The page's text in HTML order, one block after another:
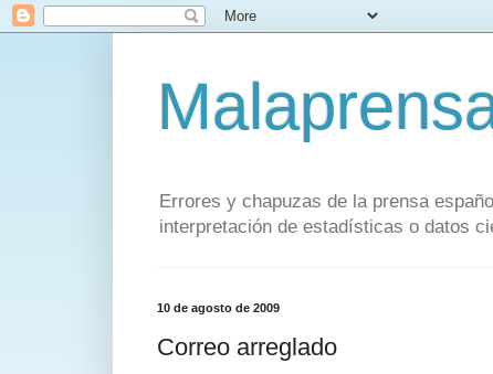
Errores y chapuzas de la prensa
interpretación de estadísticas o datos
10 de agosto de 2009
Correo arreglado